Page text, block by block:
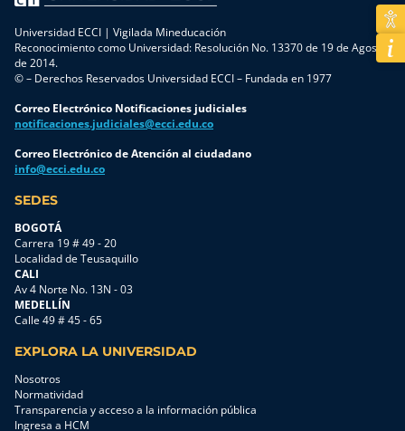
Universidad ECCI | Vigilada Mineducación
Reconocimiento como Universidad: Resolución No. 13370 de 19 de Agosto
de 2014.
© – Derechos Reservados Universidad ECCI – Fundada en 1977
Correo Electrónico Notificaciones judiciales
notificaciones.judiciales@ecci.edu.co
Correo Electrónico de Atención al ciudadano
info@ecci.edu.co
SEDES
BOGOTÁ
Carrera 19 # 49 - 20
Localidad de Teusaquillo
CALI
Av 4 Norte No. 13N - 03
MEDELLÍN
Calle 49 # 45 - 65
EXPLORA LA UNIVERSIDAD
Nosotros
Normatividad
Transparencia y acceso a la información pública
Ingresa a HCM